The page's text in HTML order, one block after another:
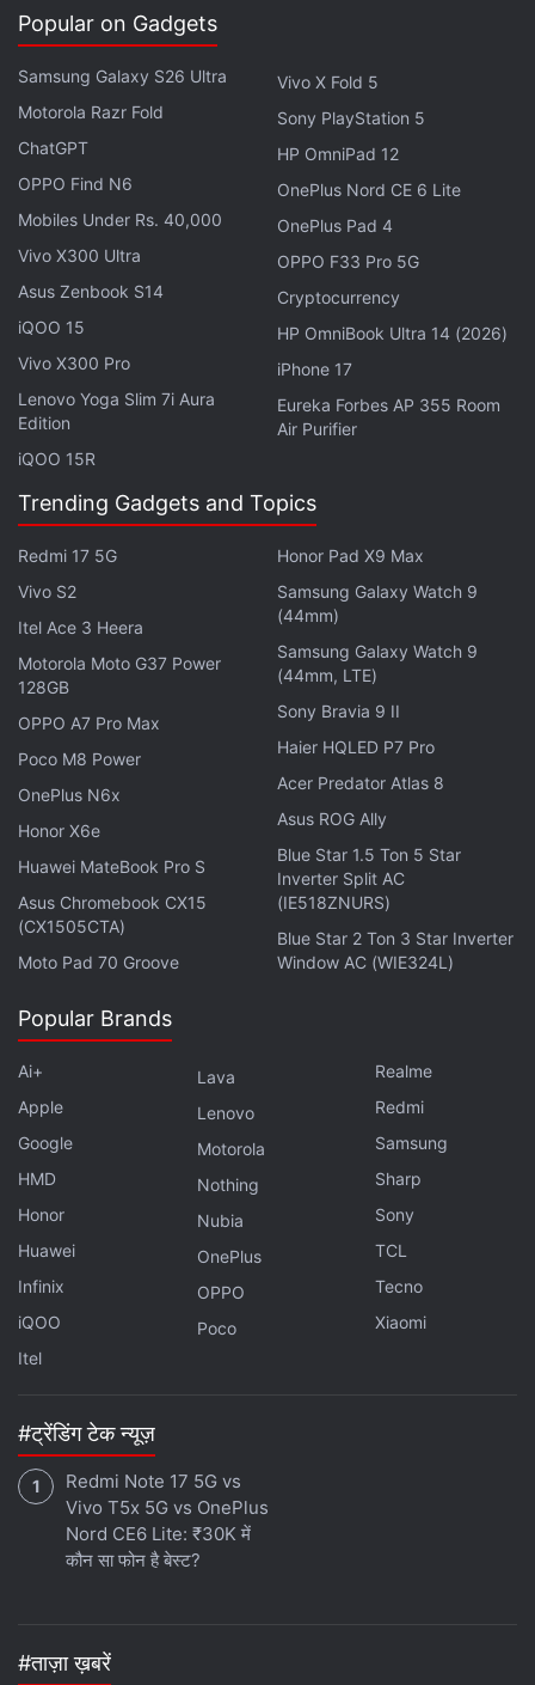
लेटेस्ट टेक न्यूज़,स्मार्टफोन रिव्यू और लोकप्रियमोबाइलपर मिलने वाले
एक्सक्लूसिव ऑफर के लिए गैजेट्स 360एंड्रॉयडऐप डाउनलोड करें और
हमेंगूगल समाचार
EV,Demand
Battery ,Tata Motors,EV Sales in India, Government,Electric
Bajaj Auto,Prices
Popular on Gadgets
Samsung Galaxy S26 Ultra
Motorola Razr Fold
ChatGPT
OPPO Find N6
Mobiles Under Rs. 40,000
Vivo X300 Ultra
Asus Zenbook S14
iQOO 15
Vivo X300 Pro
Lenovo Yoga Slim 7i Aura
Edition
iQOO 15R
Vivo X Fold 5
Sony PlayStation 5
HP OmniPad 12
OnePlus Nord CE 6 Lite
OnePlus Pad 4
OPPO F33 Pro 5G
Cryptocurrency
HP OmniBook Ultra 14 (2026)
iPhone 17
Eureka Forbes AP 355 Room
Air Purifier
Trending Gadgets and Topics
Redmi 17 5G
Vivo S2
Itel Ace 3 Heera
Motorola Moto G37 Power
128GB
OPPO A7 Pro Max
Poco M8 Power
OnePlus N6x
Honor X6e
Huawei MateBook Pro S
Asus Chromebook CX15
(CX1505CTA)
Moto Pad 70 Groove
Honor Pad X9 Max
Samsung Galaxy Watch 9
(44mm)
Samsung Galaxy Watch 9
(44mm, LTE)
Sony Bravia 9 II
Haier HQLED P7 Pro
Acer Predator Atlas 8
Asus ROG Ally
Blue Star 1.5 Ton 5 Star
Inverter Split AC
(IE518ZNURS)
Blue Star 2 Ton 3 Star Inverter
Window AC (WIE324L)
Popular Brands
Ai+
Apple
Google
HMD
Honor
Huawei
Infinix
iQOO
Itel
Lava
Lenovo
Motorola
Nothing
Nubia
OnePlus
OPPO
Poco
Realme
Redmi
Samsung
Sharp
Sony
TCL
Tecno
Xiaomi
#ट्रेंडिंग टेक न्यूज़
Redmi Note 17 5G vs
Vivo T5x 5G vs OnePlus
Nord CE6 Lite: ₹30K में
कौन सा फोन है बेस्ट?
#ताज़ा ख़बरें